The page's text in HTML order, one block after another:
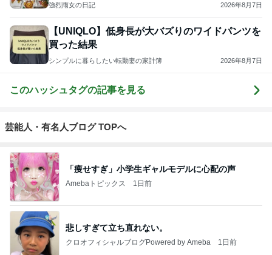
強烈雨女の日記 2026年8月7日
【UNIQLO】低身長が大バズりのワイドパンツを
買った結果
シンプルに暮らしたい転勤妻の家計簿 2026年8月7日
このハッシュタグの記事を見る
芸能人・有名人ブログ TOPへ
「痩せすぎ」小学生ギャルモデルに心配の声
Amebaトピックス 1日前
悲しすぎて立ち直れない。
クロオフィシャルブログPowered by Ameba 1日前